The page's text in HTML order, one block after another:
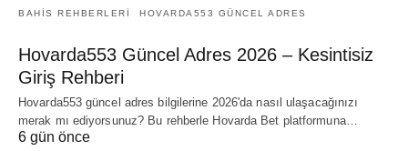
BAHIS REHBERLERI HOVARDA553 GÜNCEL ADRES
Hovarda553 Güncel Adres 2026 – Kesintisiz
Giriş Rehberi
Hovarda553 güncel adres bilgilerine 2026'da nasıl ulaşacağınızı
merak mı ediyorsunuz? Bu rehberle Hovarda Bet platformuna…
6 gün önce